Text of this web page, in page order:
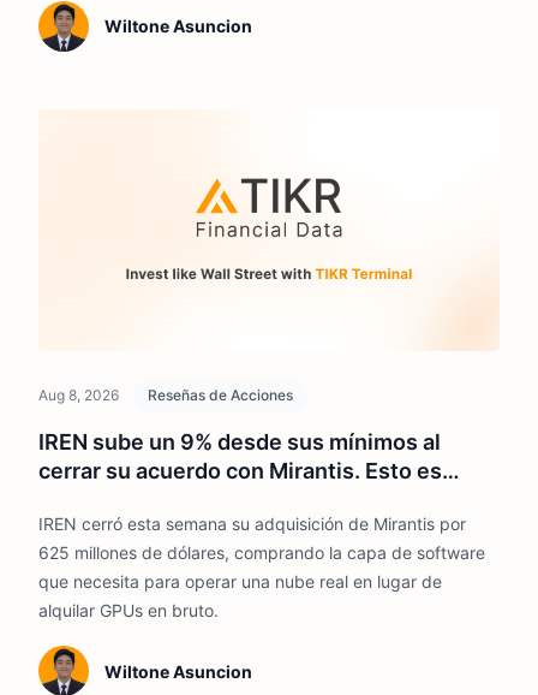
Wiltone Asuncion
Aug 8, 2026 Reseñas de Acciones
IREN sube un 9% desde sus mínimos al
cerrar su acuerdo con Mirantis. Esto es
2026
IREN cerró esta semana su adquisición de Mirantis por
625 millones de dólares, comprando la capa de software
que necesita para operar una nube real en lugar de
alquilar GPUs en bruto.
Wiltone Asuncion